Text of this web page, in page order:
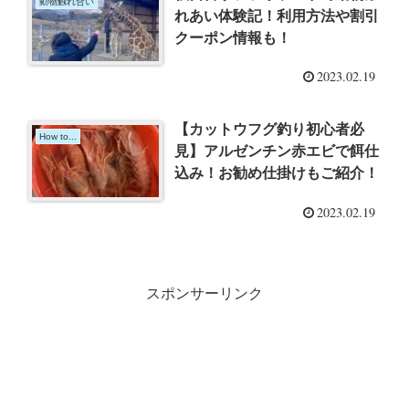
れあい体験記！利用方法や割引
クーポン情報も！
2023.02.19
How to...
【カットウフグ釣り初心者必
見】アルゼンチン赤エビで餌仕
込み！お勧め仕掛けもご紹介！
2023.02.19
スポンサーリンク